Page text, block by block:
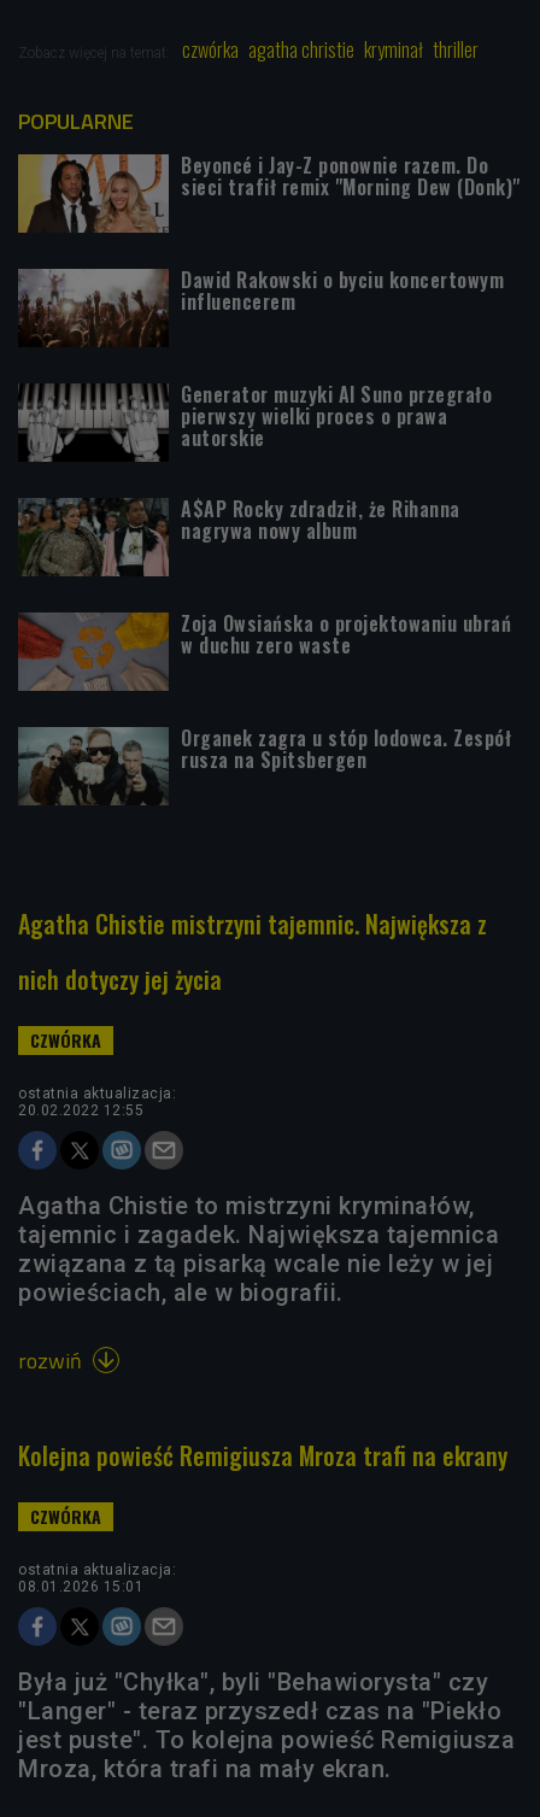
Zobacz więcej na temat: czwórka agatha christie kryminał thriller
POPULARNE
Beyoncé i Jay-Z ponownie razem. Do
sieci trafił remix "Morning Dew (Donk)"
Dawid Rakowski o byciu koncertowym
influencerem
Generator muzyki AI Suno przegrało
pierwszy wielki proces o prawa
autorskie
A$AP Rocky zdradził, że Rihanna
nagrywa nowy album
Zoja Owsiańska o projektowaniu ubrań
w duchu zero waste
Organek zagra u stóp lodowca. Zespół
rusza na Spitsbergen
Agatha Chistie mistrzyni tajemnic. Największa z
nich dotyczy jej życia
ostatnia aktualizacja:
20.02.2022 12:55
Agatha Chistie to mistrzyni kryminałów,
tajemnic i zagadek. Największa tajemnica
związana z tą pisarką wcale nie leży w jej
powieściach, ale w biografii.
rozwiń 
Kolejna powieść Remigiusza Mroza trafi na ekrany
ostatnia aktualizacja:
08.01.2026 15:01
Była już "Chyłka", byli "Behawiorysta" czy
"Langer" - teraz przyszedł czas na "Piekło
jest puste". To kolejna powieść Remigiusza
Mroza, która trafi na mały ekran.